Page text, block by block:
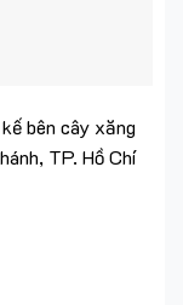
bên cây xăng
TP. Hồ Chí